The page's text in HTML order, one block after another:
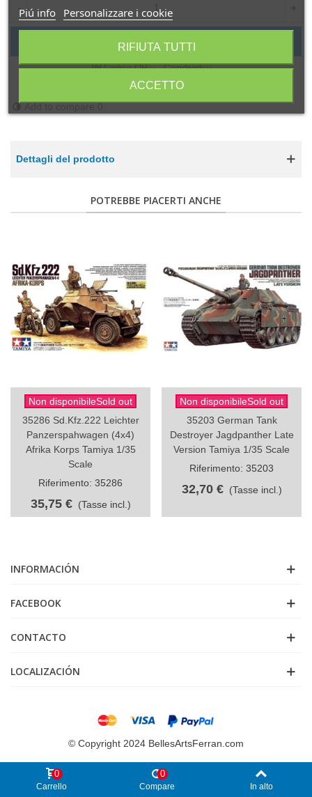
- +
Aggiungi al carrello
Codice QR Condividi
Add to compare 0
Dettagli del prodotto
POTREBBE PIACERTI ANCHE
Non disponibileSold out
35286 Sd.Kfz.222 Leichter
Panzerspahwagen (4x4)
Afrika Korps Tamiya 1/35
Scale
Riferimento: 35286
35,75 € (Tasse incl.)
Non disponibileSold out
35203 German Tank
Destroyer Jagdpanther Late
Version Tamiya 1/35 Scale
Riferimento: 35203
32,70 € (Tasse incl.)
INFORMACIÓN
FACEBOOK
CONTACTO
LOCALIZACIÓN
Piú info Personalizzare i cookie
RIFIUTA TUTTI
ACCETTO
© Copyright 2024 BellesArtsFerran.com
Carrello
0
Compare
0
In alto